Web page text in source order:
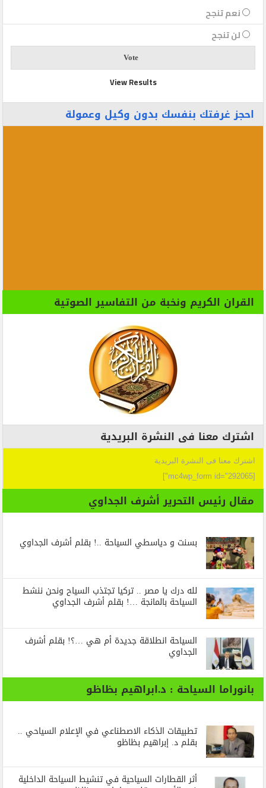
نعم تنجح
لن تنجح
View Results
احجز غرفتك بنفسك بدون وكيل وعمولة
القران الكريم ونخبة من التفاسير الصوتية
اشترك معنا فى النشرة البريدية
اشترك معنا فى النشرة البريدية
[mc4wp_form id="292065"]
مقال رئيس التحرير أشرف الجداوي
بسنت و دياسطي السياحة ..! بقلم أشرف الجداوي
لله درك يا مصر .. تركيا تجتذب السياح ونحن ننشط
السياحة بالمانجة …! بقلم أشرف الجداوي
السياحة انطلاقة جديدة أم هي …؟! بقلم أشرف
الجداوي
بانوراما السياحة : د.ابراهيم بظاظو
تطبيقات الذكاء الاصطناعي في الإعلام السياحي ..
بقلم د. إبراهيم بظاظو
أثر القطارات السياحية في تنشيط السياحة الداخلية